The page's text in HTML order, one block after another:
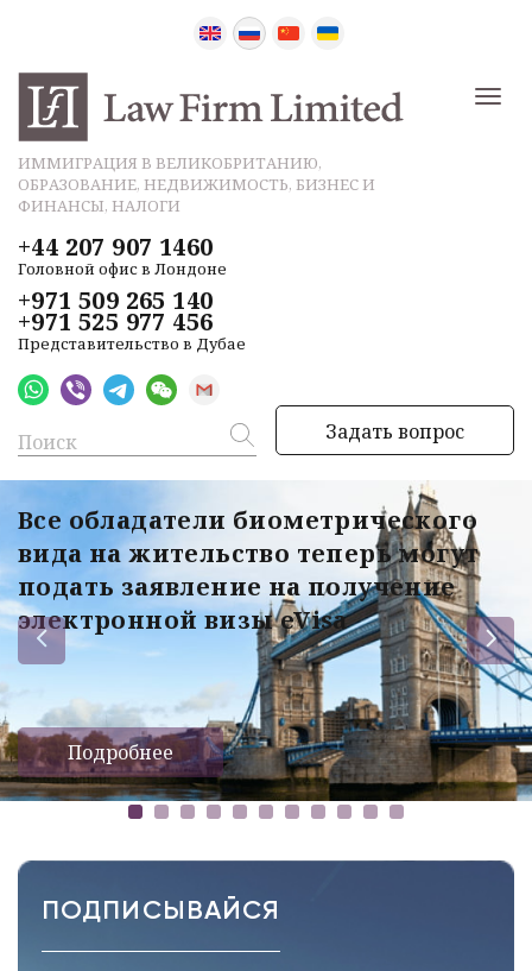
ИММИГРАЦИЯ В ВЕЛИКОБРИТАНИЮ,
ОБРАЗОВАНИЕ, НЕДВИЖИМОСТЬ, БИЗНЕС И
ФИНАНСЫ, НАЛОГИ
+44 207 907 1460
Головной офис в Лондоне
+971 509 265 140
+971 525 977 456
Представительство в Дубае
Задать вопрос
Все обладатели биометрического
вида на жительство теперь могут
подать заявление на получение
электронной визы eVisa
Подробнее
ПОДПИСЫВАЙСЯ